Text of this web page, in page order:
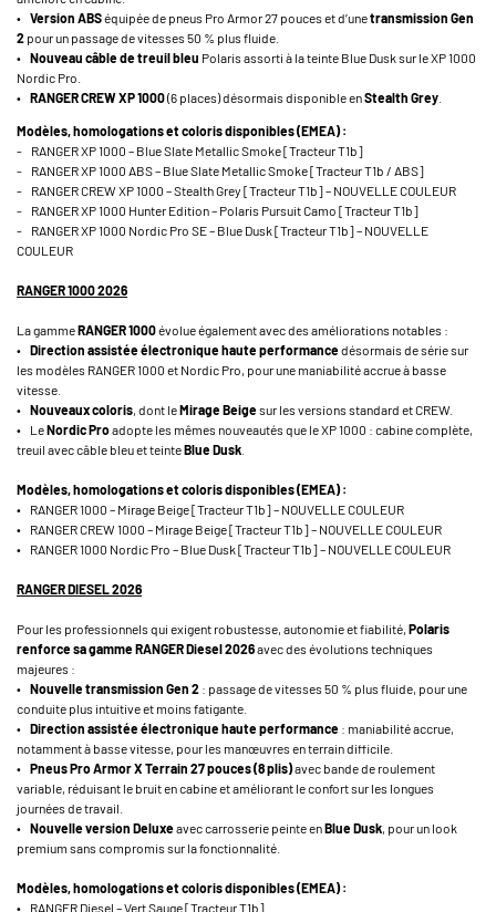
• Version ABSéquipée de pneus Pro Armor 27 pouces et d’unetransmission Gen
2 pour un passage de vitesses 50 % plus fluide.
• Nouveau câble de treuil bleu Polaris assorti à la teinte Blue Dusk sur le XP 1000
Nordic Pro.
• RANGER CREW XP 1000(6 places) désormais disponible enStealth Grey
Modèles, homologations et coloris disponibles (EMEA) :
- RANGER XP 1000 – Blue Slate Metallic Smoke [Tracteur T1b]
- RANGER XP 1000 ABS – Blue Slate Metallic Smoke [Tracteur T1b / ABS]
- RANGER CREW XP 1000 – Stealth Grey [Tracteur T1b] – NOUVELLE COULEUR
- RANGER XP 1000 Hunter Edition – Polaris Pursuit Camo [Tracteur T1b]
- RANGER XP 1000 Nordic Pro SE – Blue Dusk [Tracteur T1b] – NOUVELLE
COULEUR
RANGER 1000 2026
La gammeRANGER 1000évolue également avec des améliorations notables :
• Direction assistée électronique haute performancedésormais de série sur
les modèles RANGER 1000 et Nordic Pro, pour une maniabilité accrue à basse
vitesse.
• Nouveaux coloris, dont leMirage Beigesur les versions standard et CREW.
• LeNordic Proadopte les mêmes nouveautés que le XP 1000 : cabine complète,
treuil avec câble bleu et teinteBlue Dusk
Modèles, homologations et coloris disponibles (EMEA) :
• RANGER 1000 – Mirage Beige [Tracteur T1b] – NOUVELLE COULEUR
• RANGER CREW 1000 – Mirage Beige [Tracteur T1b] – NOUVELLE COULEUR
• RANGER 1000 Nordic Pro – Blue Dusk [Tracteur T1b] – NOUVELLE COULEUR
RANGER DIESEL 2026
Pour les professionnels qui exigent robustesse, autonomie et fiabilité, Polaris
renforce sa gamme RANGER Diesel 2026avec des évolutions techniques
majeures :
• Nouvelle transmission Gen 2 : passage de vitesses 50 % plus fluide, pour une
conduite plus intuitive et moins fatigante.
• Direction assistée électronique haute performance : maniabilité accrue,
notamment à basse vitesse, pour les manœuvres en terrain difficile.
• Pneus Pro Armor X Terrain 27 pouces (8 plis)avec bande de roulement
variable, réduisant le bruit en cabine et améliorant le confort sur les longues
journées de travail.
• Nouvelle version Deluxeavec carrosserie peinte enBlue Dusk, pour un look
premium sans compromis sur la fonctionnalité.
Modèles, homologations et coloris disponibles (EMEA) :
• RANGER Diesel – Vert Sauge [Tracteur T1b]